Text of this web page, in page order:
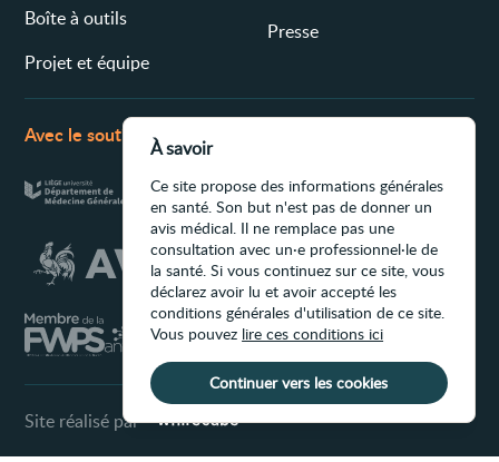
Boîte à outils
Projet et équipe
Presse
Avec le soutien de
Site réalisé par
À savoir
Ce site propose des informations générales
en santé. Son but n'est pas de donner un
avis médical. Il ne remplace pas une
consultation avec un·e professionnel·le de
la santé. Si vous continuez sur ce site, vous
déclarez avoir lu et avoir accepté les
conditions générales d'utilisation de ce site.
Vous pouvez lire ces conditions ici
Continuer vers les cookies